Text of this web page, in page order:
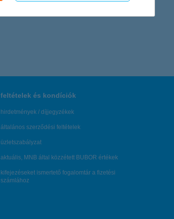
feltételek és kondíciók
hirdetmények / díjjegyzékek
általános szerződési feltételek
üzletszabályzat
aktuális, MNB által közzétett BUBOR értékek
kifejezéseket ismertető fogalomtár a fizetési
számlához